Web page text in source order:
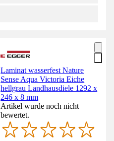
Laminat wasserfest Nature
Sense Aqua Victoria Eiche
hellgrau Landhausdiele 1292 x
246 x 8 mm
Artikel wurde noch nicht
bewertet.